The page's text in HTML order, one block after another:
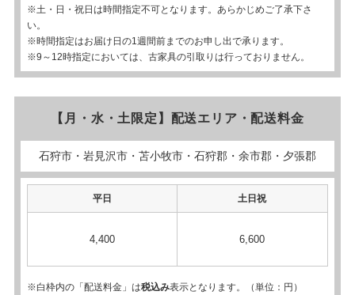
※土・日・祝日は時間指定不可となります。あらかじめご了承下さ
い。
※時間指定はお届け日の1週間前までのお申し出で承ります。
※9～12時指定においては、古家具の引取りは行っておりません。
【月・水・土限定】配送エリア・配送料金
石狩市・岩見沢市・苫小牧市・石狩郡・余市郡・夕張郡
平日 土日祝
4,400 6,600
※白枠内の「配送料金」は税込み表示となります。（単位：円）